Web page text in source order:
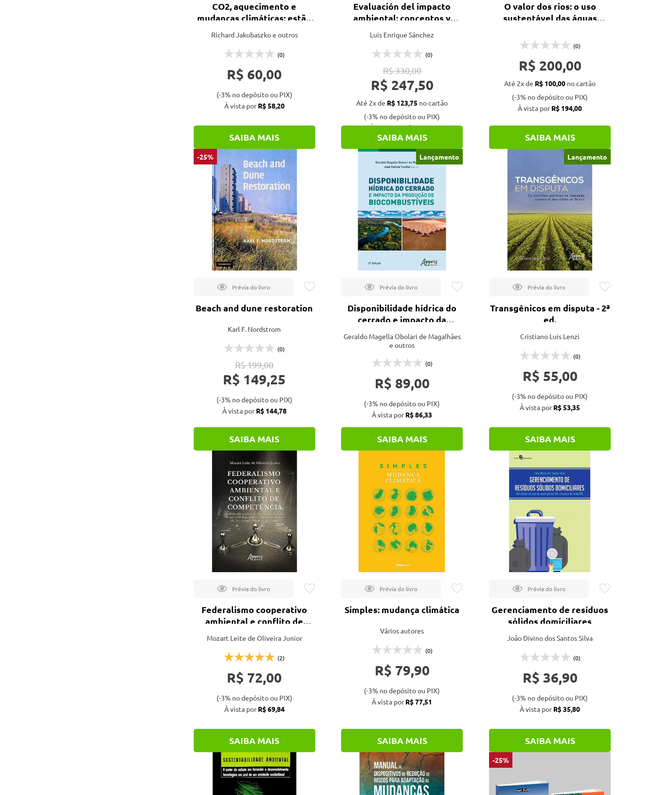
CO2, aquecimento e
mudanças climáticas: estão
nos enganando? não
existem duas verdade - 4ª
ed.
Richard Jakubaszko e outros
(0)
R$ 60,00
(-3% no depósito ou PIX)
À vista porR$ 58,20
SAIBA MAIS
Evaluación del impacto
ambiental: conceptos y
métodos
Luis Enrique Sánchez
(0)
R$ 330,00
R$ 247,50
Até 2x de R$ 123,75 no cartão
(-3% no depósito ou PIX)
À vista porR$ 240,08
SAIBA MAIS
O valor dos rios: o uso
sustentável das águas
(0)
R$ 200,00
Até 2x de R$ 100,00 no cartão
(-3% no depósito ou PIX)
À vista porR$ 194,00
SAIBA MAIS
-25%
Beach and dune restoration
Karl F. Nordstrom
(0)
R$ 199,00
R$ 149,25
(-3% no depósito ou PIX)
À vista porR$ 144,78
SAIBA MAIS
Lançamento
Disponibilidade hídrica do
cerrado e impacto da
produção de
biocombustíveis - 2ª ed.
Geraldo Magella Obolari de Magalhães
e outros
(0)
R$ 89,00
(-3% no depósito ou PIX)
À vista porR$ 86,33
SAIBA MAIS
Lançamento
Transgênicos em disputa - 2ª
ed.
Cristiano Luis Lenzi
(0)
R$ 55,00
(-3% no depósito ou PIX)
À vista porR$ 53,35
SAIBA MAIS
Federalismo cooperativo
ambiental e conflito de
competência
Mozart Leite de Oliveira Junior
(2)
R$ 72,00
(-3% no depósito ou PIX)
À vista porR$ 69,84
SAIBA MAIS
Simples: mudança climática
Vários autores
(0)
R$ 79,90
(-3% no depósito ou PIX)
À vista porR$ 77,51
SAIBA MAIS
Gerenciamento de resíduos
sólidos domiciliares
João Divino dos Santos Silva
(0)
R$ 36,90
(-3% no depósito ou PIX)
À vista porR$ 35,80
SAIBA MAIS
-25%